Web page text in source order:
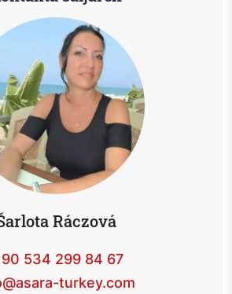
Ráczová
534 299 84 67
turkey.com